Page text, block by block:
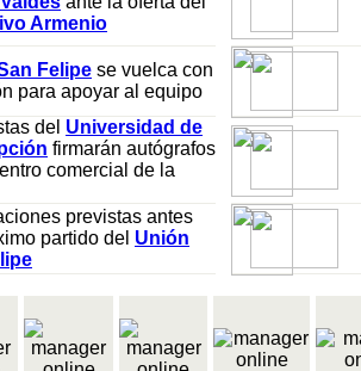
Armenio
Felipe se vuelca con
para apoyar al equipo
del Universidad de
firmarán autógrafos
comercial de la
previstas antes
partido del Unión